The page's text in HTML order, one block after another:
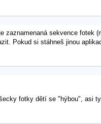
sekvence fotek
Pokud si stáhneš jinou
fotky dětí se "hýbou", asi